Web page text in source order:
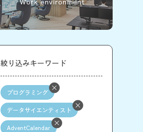
絞り込みキーワード
プログラミング
データサイエンティスト
AdventCalendar